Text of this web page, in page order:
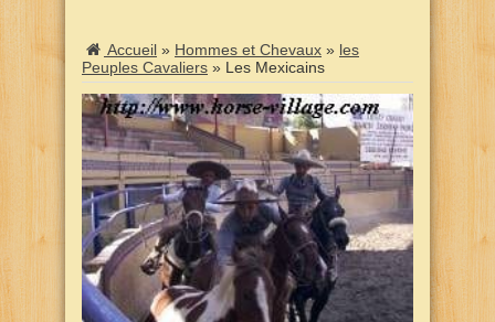
Accueil » Hommes et Chevaux » les
Peuples Cavaliers » Les Mexicains